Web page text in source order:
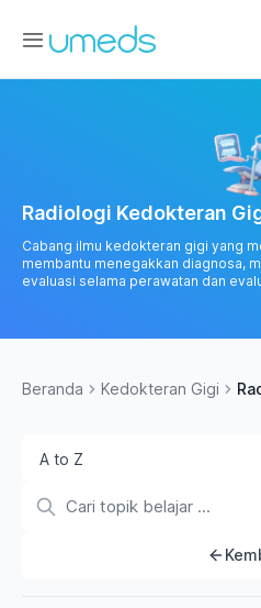
Radiologi Kedokteran
Cabang ilmu kedokteran gigi yang
membantu menegakkan diagnosa,
evaluasi selama perawatan dan
Beranda Kedokteran Gigi